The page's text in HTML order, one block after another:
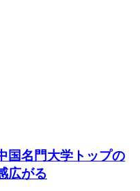
国名門大学トップの
広がる